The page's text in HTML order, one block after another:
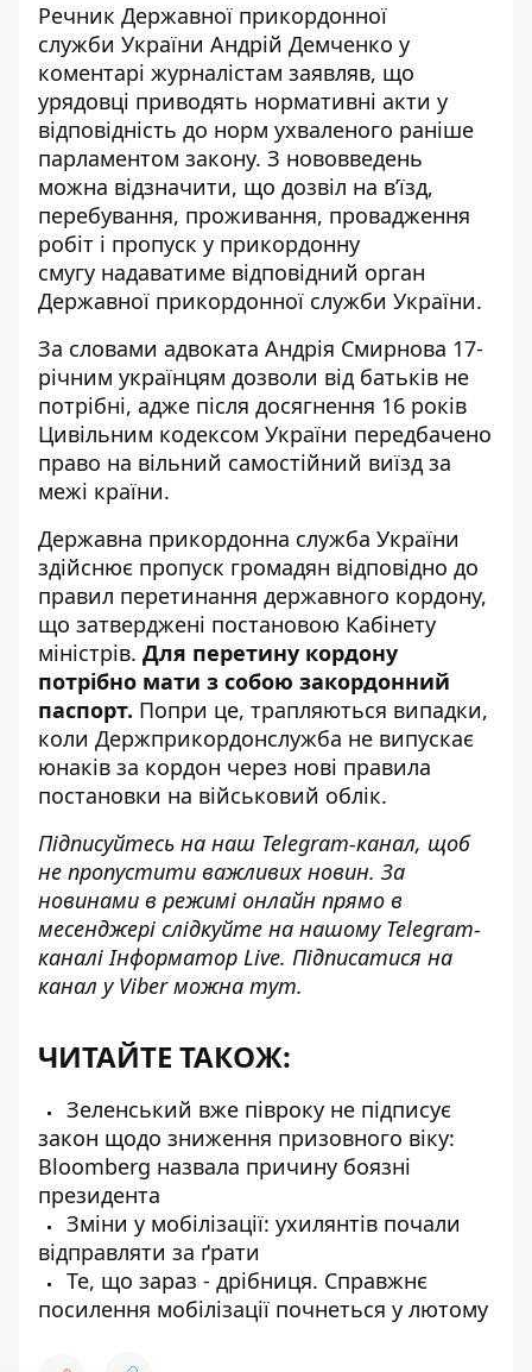
Речник Державної прикордонної
служби України Андрій Демченко у
коментарі журналістам заявляв, що
урядовці приводять нормативні акти у
відповідність до норм ухваленого раніше
парламентом закону. З нововведень
можна відзначити, що дозвіл на в’їзд,
перебування, проживання, провадження
робіт і пропуск у прикордонну
смугу надаватиме відповідний орган
Державної прикордонної служби України.
За словами адвоката Андрія Смирнова 17-
річним українцям дозволи від батьків не
потрібні, адже після досягнення 16 років
Цивільним кодексом України передбачено
право на вільний самостійний виїзд за
межі країни.
Державна прикордонна служба України
здійснює пропуск громадян відповідно до
правил перетинання державного кордону,
що затверджені постановою Кабінету
міністрів. Для перетину кордону
потрібно мати з собою закордонний
паспорт. Попри це, трапляються випадки,
коли Держприкордонслужба не випускає
юнаків за кордон через нові правила
постановки на військовий облік.
Підписуйтесь на наш Telegram-канал, щоб
не пропустити важливих новин. За
новинами в режимі онлайн прямо в
месенджері слідкуйте на нашому Telegram-
каналіІнформатор Live. Підписатися на
канал у Viber можна тут.
ЧИТАЙТЕ ТАКОЖ:
Зеленський вже півроку не підписує
закон щодо зниження призовного віку:
Bloomberg назвала причину боязні
президента
Зміни у мобілізації: ухилянтів почали
відправляти за ґрати
Те, що зараз - дрібниця. Справжнє
посилення мобілізації почнеться у лютому